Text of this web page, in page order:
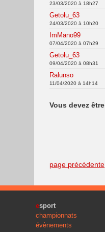
23/03/2020 à 18h27
Getolu_63
24/03/2020 à 10h20
ImMano99
07/04/2020 à 07h29
Getolu_63
09/04/2020 à 08h31
Ralunso
11/04/2020 à 14h14
Vous devez
page précédente
esport
championnats
évènements